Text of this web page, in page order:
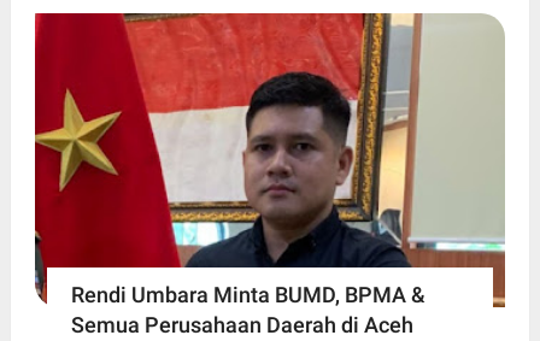
Rendi Umbara Minta BUMD, BPMA &
Semua Perusahaan Daerah di Aceh